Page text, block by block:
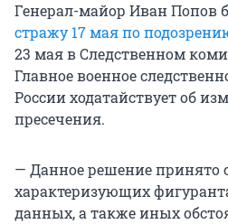
Генерал-майор Иван Попов
стражу 17 мая по
23 мая в Следственном
Главное военное
России ходатайствует об
пресечения.
— Данное решение принято
характеризующих
данных, а также иных